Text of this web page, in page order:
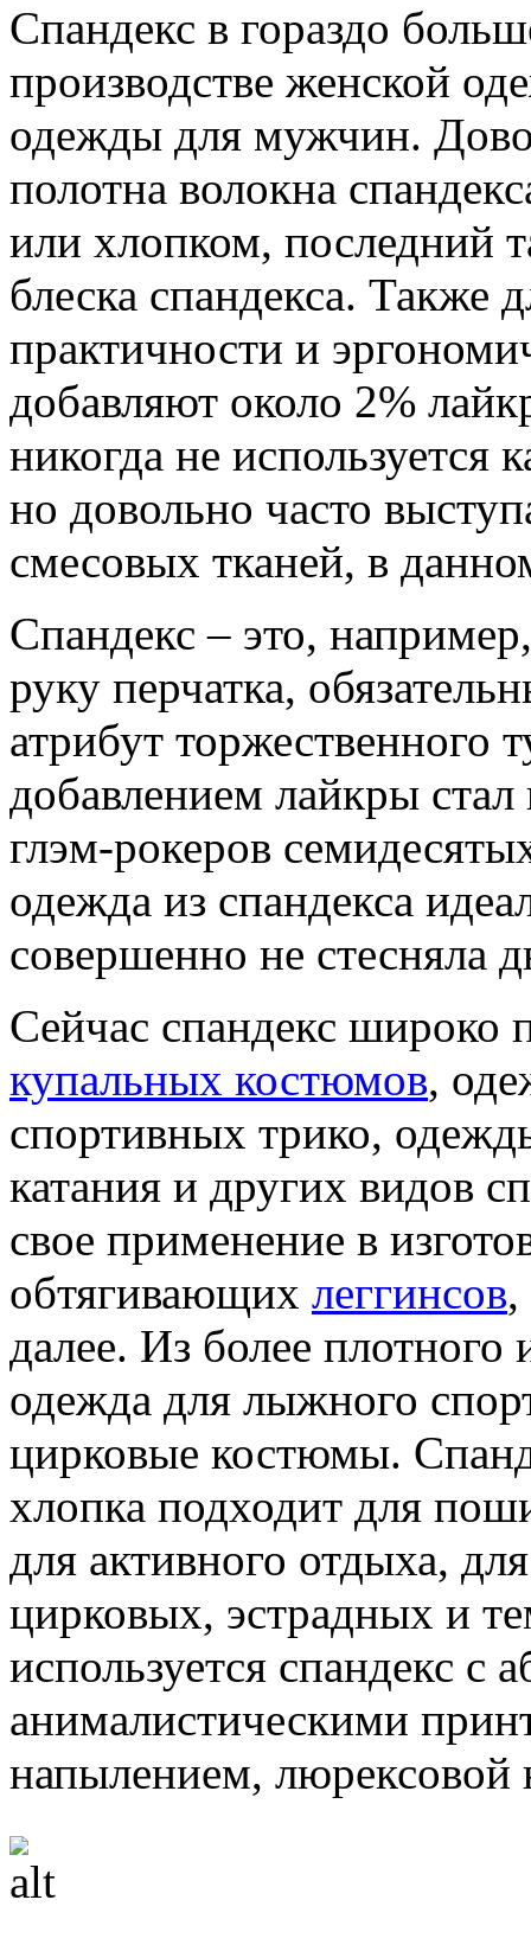
Спандекс в гораздо
производстве женской
одежды для мужчин.
полотна волокна
или хлопком, последний
блеска спандекса. Также
практичности и
добавляют около 2%
никогда не используется
но довольно часто
смесовых тканей, в
Спандекс – это,
руку перчатка,
атрибут торжественного
добавлением лайкры
глэм-рокеров
одежда из спандекса
совершенно не стесняла
Сейчас спандекс широко
купальных костюмов,
спортивных трико,
катания и других видов
свое применение в
обтягивающих леггинсов,
далее. Из более плотного
одежда для лыжного
цирковые костюмы.
хлопка подходит для
для активного отдыха,
цирковых, эстрадных и
используется спандекс с
анималистическими
напылением, люрексовой